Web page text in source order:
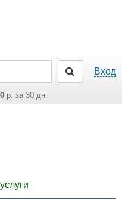
Вход
р. за 30 дн.